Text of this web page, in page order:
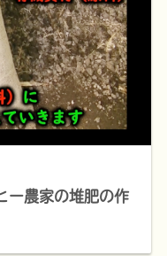
ー農家の堆肥の作